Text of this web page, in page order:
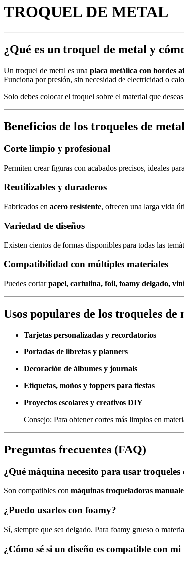
TROQUEL DE METAL
¿Qué es un troquel de metal y
Un troquel de metal es una placa metálica con bordes
Funciona por presión, sin necesidad de electricidad o
Solo debes colocar el troquel sobre el material que
Beneficios de los troqueles de metal
Corte limpio y profesional
Permiten crear figuras con acabados precisos, ideales
Reutilizables y duraderos
Fabricados en acero resistente, ofrecen una larga vida
Variedad de diseños
Existen cientos de formas disponibles para todas las
Compatibilidad con múltiples materiales
Puedes cortarpapel, cartulina, foil, foamy delgado,
Usos populares de los troqueles de
Tarjetas personalizadas y recordatorios
Portadas de libretas y planners
Decoración de álbumes y journals
Etiquetas, moños y toppers para fiestas
Proyectos escolares y creativos DIY
Consejo: Para obtener cortes más limpios en
Preguntas frecuentes (FAQ)
¿Qué máquina necesito para usar troqueles
Son compatibles con máquinas troqueladoras
¿Puedo usarlos con foamy?
Sí, siempre que sea delgado. Para foamy grueso o
¿Cómo sé si un diseño es compatible con